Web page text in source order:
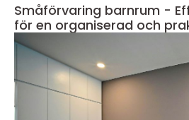
Småförvaring barnrum -
för en organiserad och